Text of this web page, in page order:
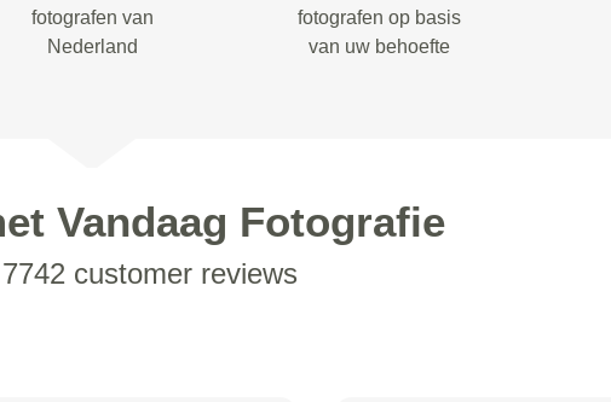
fotografen van
Nederland
fotografen op basis
van uw behoefte
Vandaag Fotografie
customer reviews